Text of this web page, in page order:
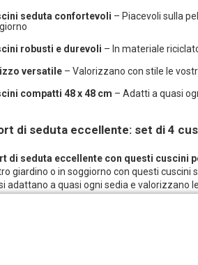
seduta confortevoli – Piacevoli sulla
robusti e durevoli – In materiale
versatile – Valorizzano con stile le
compatti 48 x 48 cm – Adatti a quasi
di seduta eccellente: set di 4
di seduta eccellente con questi cuscini
giardino o in soggiorno con questi
adattano a quasi ogni sedia e valorizzano
Questi cuscini per
resistente, riciclata al 70% e di